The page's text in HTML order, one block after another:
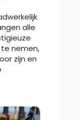
alle
te nemen,
zijn en